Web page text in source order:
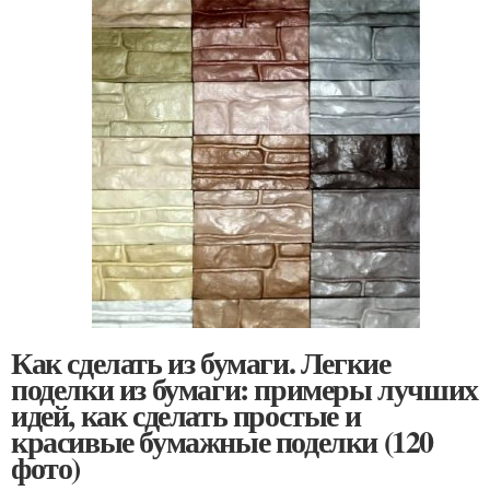
Как сделать из бумаги. Легкие
поделки из бумаги: примеры лучших
идей, как сделать простые и
красивые бумажные поделки (120
фото)